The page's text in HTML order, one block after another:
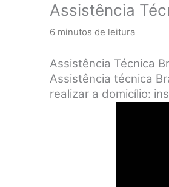
Assistência
6 minutos de leitura
Assistência Técnica
Assistência técnica
realizar a domicílio: